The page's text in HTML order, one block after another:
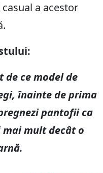
a acestor
ce model de
înainte de prima
pantofii ca
mult decât o